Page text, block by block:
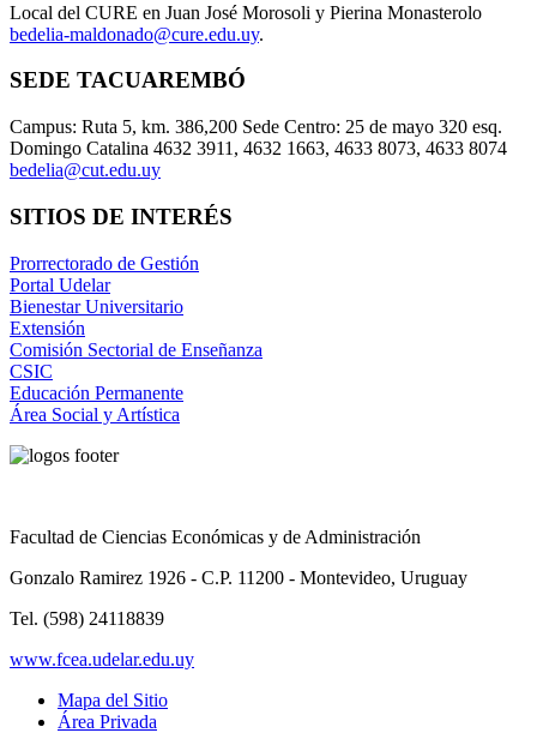
Local del CURE en Juan José Morosoli y Pierina Monasterolo
bedelia-maldonado@cure.edu.uy.
SEDE TACUAREMBÓ
Campus: Ruta 5, km. 386,200 Sede Centro: 25 de mayo 320 esq.
Domingo Catalina 4632 3911, 4632 1663, 4633 8073, 4633 8074
bedelia@cut.edu.uy
SITIOS DE INTERÉS
Prorrectorado de Gestión
Portal Udelar
Bienestar Universitario
Extensión
Comisión Sectorial de Enseñanza
CSIC
Educación Permanente
Área Social y Artística
Facultad de Ciencias Económicas y de Administración
Gonzalo Ramirez 1926 - C.P. 11200 - Montevideo, Uruguay
Tel. (598) 24118839
www.fcea.udelar.edu.uy
Mapa del Sitio
Área Privada